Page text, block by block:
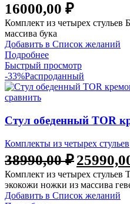
16000,00 ₽
Комплект из четырех
массива бука
Добавить в Список желаний
Подробнее
Быстрый просмотр
-33%Распроданный
сравнить
Стул обеденный TOR
Комплекты из четырех стульев
38990,00₽
Комплект из четырех стульев
экокожи ножки из массива
Добавить в Список желаний